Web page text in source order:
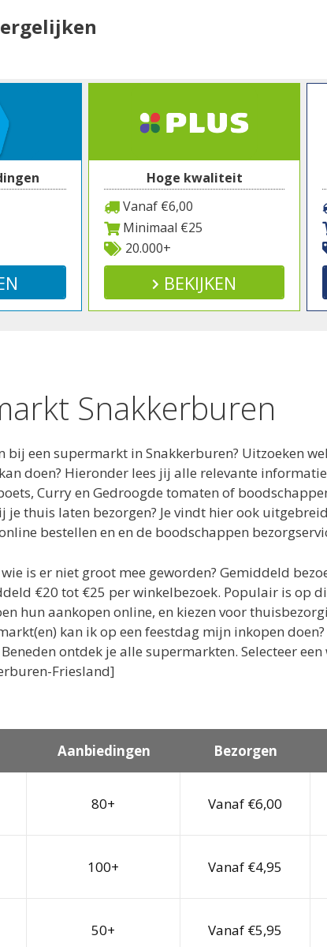
Hoge kwaliteit
Vanaf €6,00
Minimaal €25
20.000+
BEKIJKEN
Snakkerburen
bij een supermarkt in Snakkerburen? Uitzoeken
doen? Hieronder lees jij alle relevante
Curry en Gedroogde tomaten of
je thuis laten bezorgen? Je vindt hier ook
bestellen en en de boodschappen
is er niet groot mee geworden? Gemiddeld
€20 tot €25 per winkelbezoek. Populair is op
hun aankopen online, en kiezen voor
kan ik op een feestdag mijn inkopen
ontdek je alle supermarkten. Selecteer
Friesland]
Aanbiedingen Bezorgen
80+ Vanaf €6,00
100+ Vanaf €4,95
50+ Vanaf €5,95